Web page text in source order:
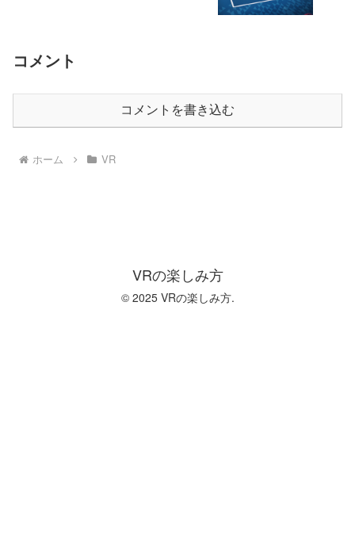
コメント
コメントを書き込む
ホーム VR
VRの楽しみ方
© 2025 VRの楽しみ方.